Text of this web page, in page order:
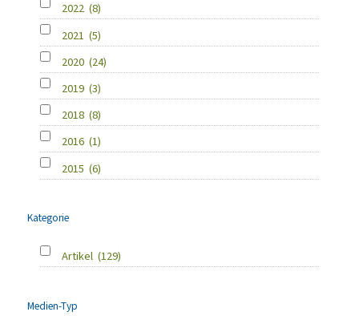
2022 (8)
2021 (5)
2020 (24)
2019 (3)
2018 (8)
2016 (1)
2015 (6)
Kategorie
Artikel (129)
Medien-Typ